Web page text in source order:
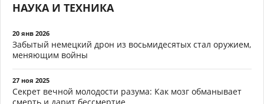
НАУКА И ТЕХНИКА
20 янв 2026
Забытый немецкий дрон из восьмидесятых стал оружием,
меняющим войны
27 ноя 2025
Секрет вечной молодости разума: Как мозг обманывает